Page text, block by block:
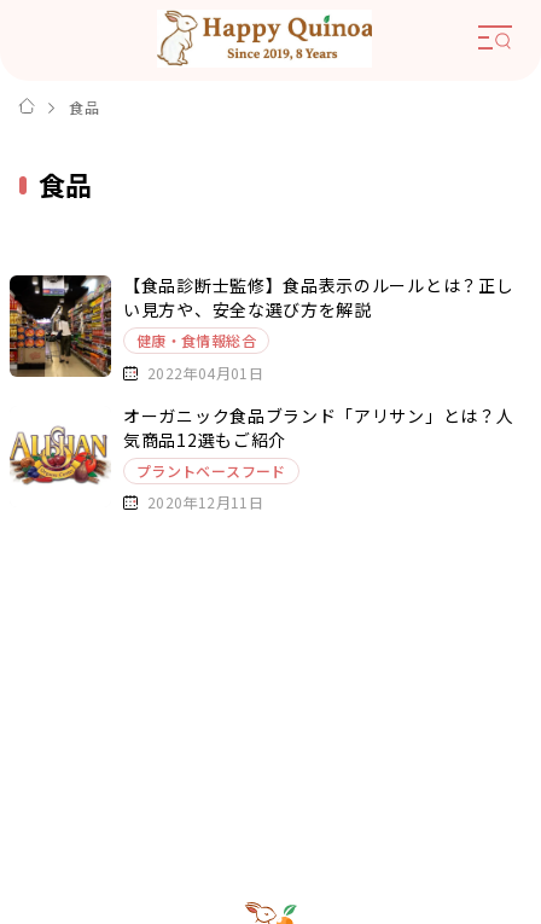
食品
食品
【食品診断士監修】食品表示のルールとは？正し
い見方や、安全な選び方を解説
健康・食情報総合
2022年04月01日
オーガニック食品ブランド「アリサン」とは？人
気商品12選もご紹介
プラントベースフード
2020年12月11日